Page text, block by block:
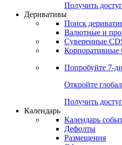
Получить
Деривативы
Поиск
Валютные и
Суверенные
Корпоративные
Попробуйте 7-
Откройте
Получить
Календарь
Календарь
Дефолты
Размещения